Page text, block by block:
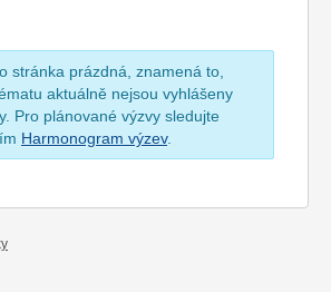
stránka prázdná, znamená to,
aktuálně nejsou vyhlášeny
Pro plánované výzvy sledujte
Harmonogram výzev.